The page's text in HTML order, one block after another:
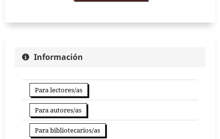
Información
Para lectores/as
Para autores/as
Para bibliotecarios/as